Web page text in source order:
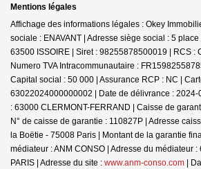
Mentions légales
Affichage des informations légales : Okey
sociale : ENAVANT | Adresse siège social : 5
63500 ISSOIRE | Siret : 98255878500019 | RCS :
Numero TVA Intracommunautaire :
Capital social : 50 000 | Assurance RCP : NC |
63022024000000002 | Date de délivrance :
: 63000 CLERMONT-FERRAND | Caisse de
N° de caisse de garantie : 110827P | Adresse
la Boëtie - 75008 Paris | Montant de la garantie
médiateur : ANM CONSO | Adresse du médiateur
PARIS | Adresse du site : www.anm-conso.com |